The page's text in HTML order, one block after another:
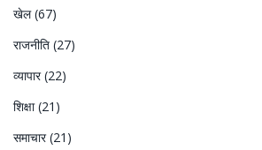
खेल(67)
राजनीति (27)
व्यापार(22)
शिक्षा(21)
समाचार(21)